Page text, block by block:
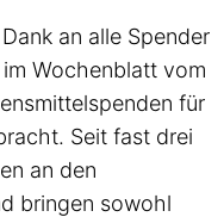
an alle Spender
Wochenblatt vom
für
Seit fast drei
an den
bringen sowohl